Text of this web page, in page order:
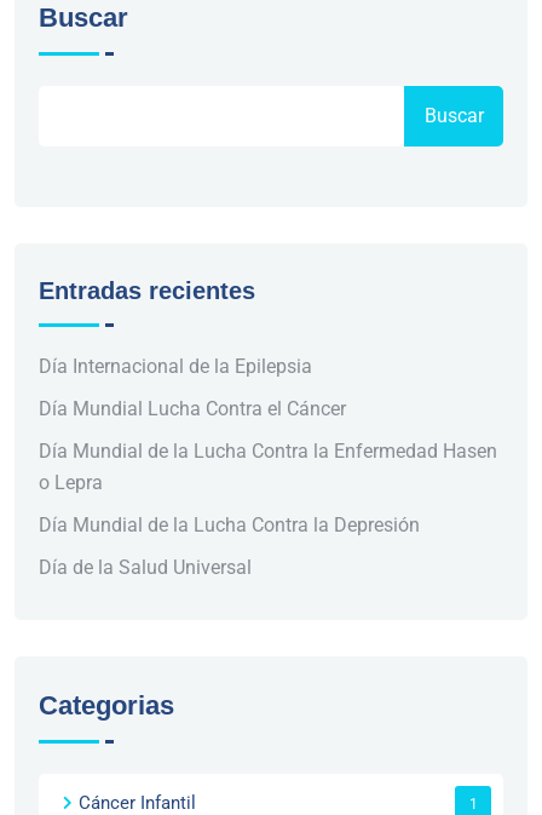
Buscar
Buscar
Entradas recientes
Día Internacional de la Epilepsia
Día Mundial Lucha Contra el Cáncer
Día Mundial de la Lucha Contra la Enfermedad Hasen
o Lepra
Día Mundial de la Lucha Contra la Depresión
Día de la Salud Universal
Categorias
Cáncer Infantil 1